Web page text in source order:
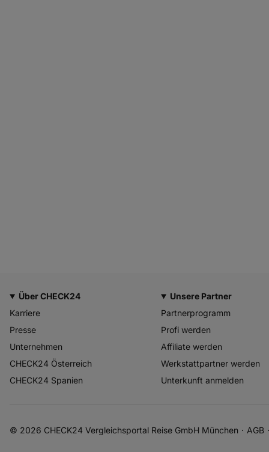
Über CHECK24
Karriere
Presse
Unternehmen
CHECK24 Österreich
CHECK24 Spanien
Unsere Partner
Partnerprogramm
Profi werden
Affiliate werden
Werkstattpartner werden
Unterkunft anmelden
© 2026 CHECK24 Vergleichsportal Reise GmbH München AGB